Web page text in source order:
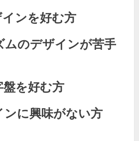
ンを好む方
ムのデザインが苦手
を好む方
ンに興味がない方